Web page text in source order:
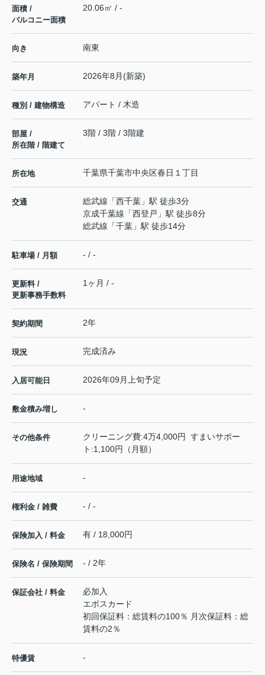
面積 /
バルコニー面積
20.06㎡ / -
向き 南東
築年月 2026年8月(新築)
種別 / 建物構造 アパート / 木造
部屋 /
所在階 / 階建て
3階 / 3階 / 3階建
所在地 千葉県千葉市中央区春日 １丁目
交通 総武線 「西千葉 」駅 徒歩3分
京成千葉線 「西登戸 」駅 徒歩8分
総武線 「千葉 」駅 徒歩14分
駐車場 / 月額 - / -
更新料 /
更新事務手数料
1ヶ月 / -
契約期間 2年
現況 完成済み
入居可能日 2026年09月上旬予定
敷金積み増し -
その他条件
クリーニング費:4万4,000円 すまいサポー
ト:1,100円（月額）
用途地域 -
権利金 / 雑費 - / -
保険加入 / 料金 有 / 18,000円
保険名 / 保険期間 - / 2年
保証会社 / 料金
必加入
エポスカード
初回保証料：総賃料の100％ 月次保証料：総
賃料の2％
特優賃 -